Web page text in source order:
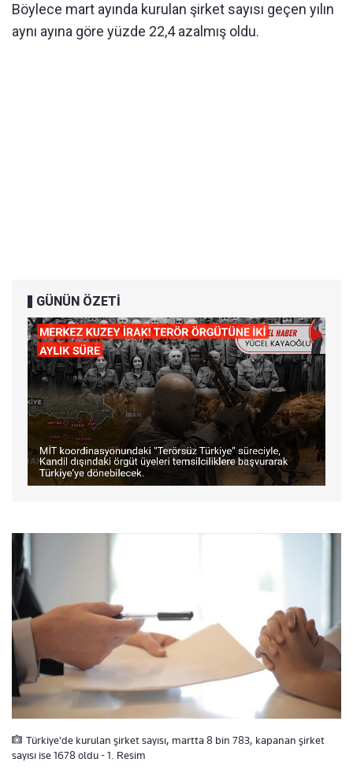
Böylece mart ayında kurulan şirket sayısı geçen yılın
aynı ayına göre yüzde 22,4 azalmış oldu.
GÜNÜN ÖZETİ
Türkiye'de kurulan şirket sayısı, martta 8 bin 783, kapanan şirket
sayısı ise 1678 oldu - 1. Resim